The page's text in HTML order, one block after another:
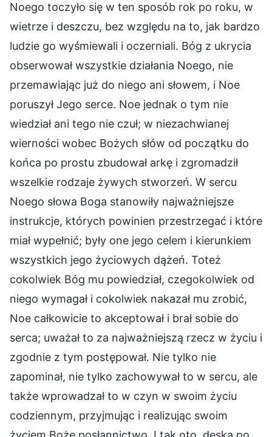
Noego toczyło się w ten sposób rok po roku, w
wietrze i deszczu, bez względu na to, jak bardzo
ludzie go wyśmiewali i oczerniali. Bóg z ukrycia
obserwował wszystkie działania Noego, nie
przemawiając już do niego ani słowem, i Noe
poruszył Jego serce. Noe jednak o tym nie
wiedział ani tego nie czuł; w niezachwianej
wierności wobec Bożych słów od początku do
końca po prostu zbudował arkę i zgromadził
wszelkie rodzaje żywych stworzeń. W sercu
Noego słowa Boga stanowiły najważniejsze
instrukcje, których powinien przestrzegać i które
miał wypełnić; były one jego celem i kierunkiem
wszystkich jego życiowych dążeń. Toteż
cokolwiek Bóg mu powiedział, czegokolwiek od
niego wymagał i cokolwiek nakazał mu zrobić,
Noe całkowicie to akceptował i brał sobie do
serca; uważał to za najważniejszą rzecz w życiu i
zgodnie z tym postępował. Nie tylko nie
zapominał, nie tylko zachowywał to w sercu, ale
także wprowadzał to w czyn w swoim życiu
codziennym, przyjmując i realizując swoim